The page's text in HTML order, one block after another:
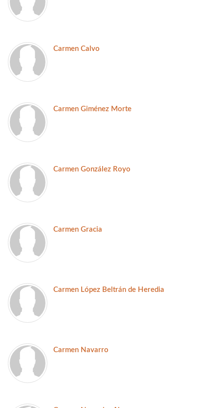
Carmen Calvo
Carmen Giménez Morte
Carmen González Royo
Carmen Gracia
Carmen López Beltrán de Heredia
Carmen Navarro